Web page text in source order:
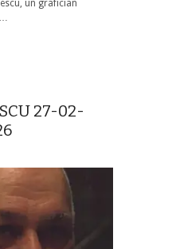
un grafician
27-02-